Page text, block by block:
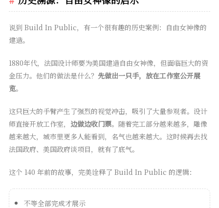
说到 Build In Public，有一个很有趣的历史案例：自由女神像的
建造。
1880年代，法国设计师要为美国建造自由女神像，但面临巨大的资
金压力。他们的做法是什么？ 先做出一只手，放在工作室公开展
览。
这只巨大的手臂产生了强烈的视觉冲击，吸引了大量参观者。设计
师直接开放工作室， 边做边收门票。随着完工部分越来越多，雕像
越来越大，城市里更多人能看到，名气也越来越大。这时候再去找
法国政府、美国政府谈项目，就有了底气。
这个 140 年前的故事，完美诠释了 Build In Public 的逻辑：
不等全部完成才展示